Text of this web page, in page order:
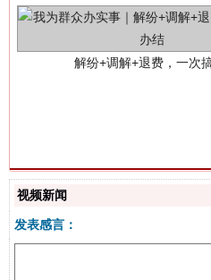
站台名比不上好声名
视频新闻
发表感言：